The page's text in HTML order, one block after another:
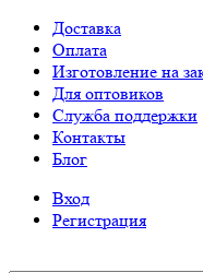
Доставка
Оплата
Изготовление на
Для оптовиков
Служба поддержки
Контакты
Блог
Вход
Регистрация